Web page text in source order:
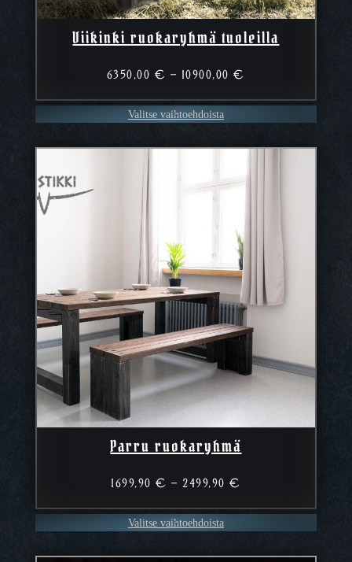
Viikinki ruokaryhmä tuoleilla
6350,00 € – 10900,00€
–
10900,00 €
Valitse vaihtoehdoista
Parru ruokaryhmä
1699,90€ – 2499,90€
–
2499,90 €
Valitse vaihtoehdoista